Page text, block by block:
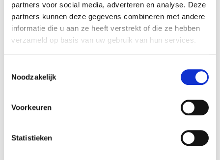
partners voor social media, adverteren en analyse. Deze
partners kunnen deze gegevens combineren met andere
informatie die u aan ze heeft verstrekt of die ze hebben
verzameld op basis van uw gebruik van hun services.
Noodzakelijk
Voorkeuren
Statistieken
transactie.
Art Poetry & Design B.V.
Art Poetry & Design B.V. is een onderneming die
originele relatie- en kerstgeschenken. Daarnaast
organiseert de onderneming kerstmarkten door
Apeldoorn.
Zie voor meer informatie: www.artpoetrydesign.nl.